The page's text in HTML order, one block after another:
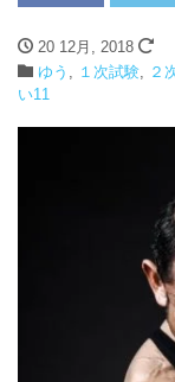
20 12月, 2018
ゆう
１次試験 ２
い11